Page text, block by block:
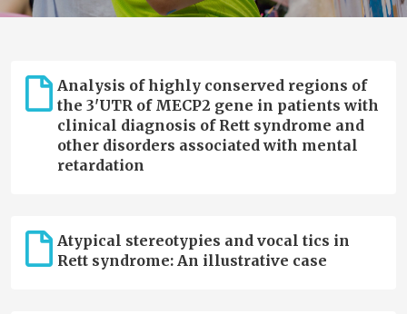
Analysis of highly conserved regions of
the 3'UTR of MECP2 gene in patients with
clinical diagnosis of Rett syndrome and
other disorders associated with mental
retardation
Atypical stereotypies and vocal tics in
Rett syndrome: An illustrative case